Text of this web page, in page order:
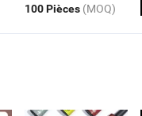
100 Pièces (MOQ)